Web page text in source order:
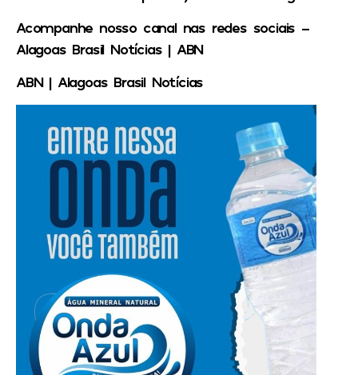
Acompanhe nosso canal nas redes sociais –
Alagoas Brasil Notícias | ABN
ABN | Alagoas Brasil Notícias